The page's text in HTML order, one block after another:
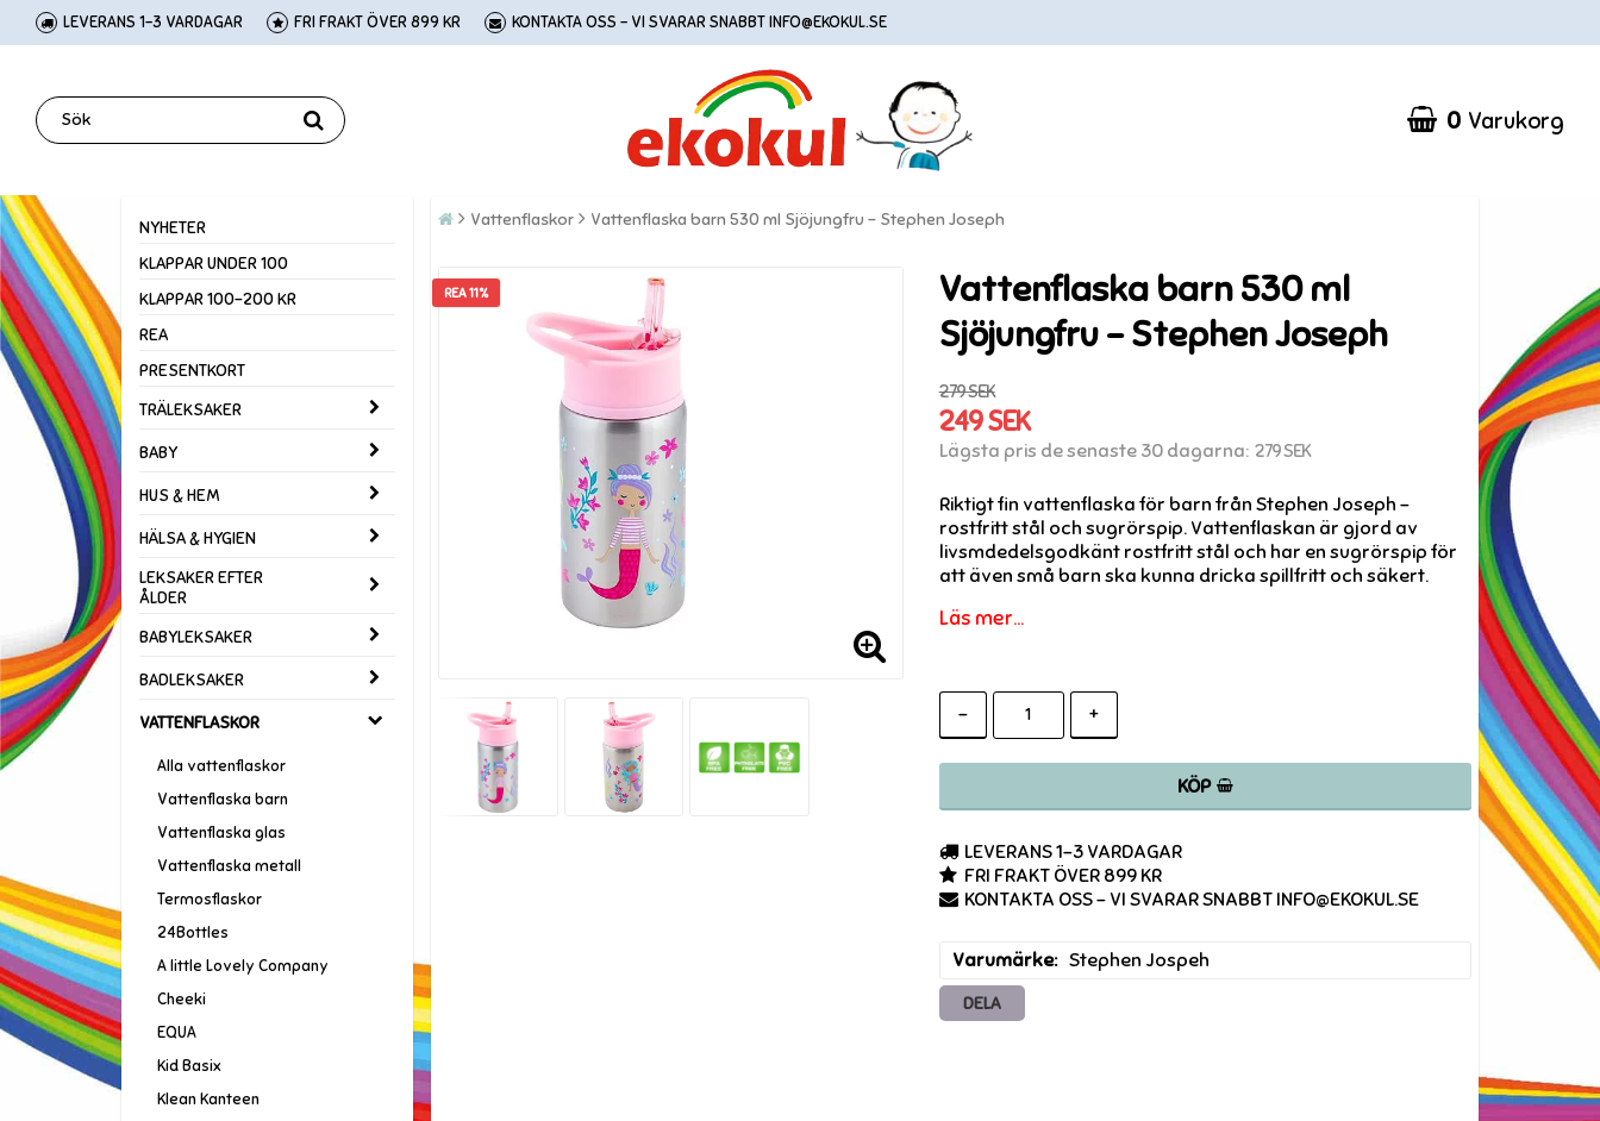
LEVERANS 1-3 VARDAGAR FRI FRAKT ÖVER 899 KR KONTAKTA OSS - VI SVARAR SNABBT INFO@EKOKUL.SE
0 Varukorg
NYHETER
KLAPPAR UNDER 100
KLAPPAR 100-200 KR
REA
PRESENTKORT
TRÄLEKSAKER
BABY
HUS & HEM
HÄLSA & HYGIEN
LEKSAKER EFTER
ÅLDER
BABYLEKSAKER
BADLEKSAKER
VATTENFLASKOR
Alla vattenflaskor
Vattenflaska barn
Vattenflaska glas
Vattenflaska metall
Termosflaskor
24Bottles
A little Lovely Company
Cheeki
EQUA
Kid Basix
Klean Kanteen
Vattenflaskor Vattenflaska barn 530 ml Sjöjungfru - Stephen Joseph
REA 11%
Vattenflaska barn 530 ml
Sjöjungfru - Stephen Joseph
279 SEK
249 SEK
Lägsta pris de senaste 30 dagarna 279 SEK
Riktigt fin vattenflaska för barn från Stephen Joseph –
rostfritt stål och sugrörspip. Vattenflaskan är gjord av
livsmdedelsgodkänt rostfritt stål och har en sugrörspip för
att även små barn ska kunna dricka spillfritt och säkert.
Läs mer...
- +
KÖP
LEVERANS 1-3 VARDAGAR
FRI FRAKT ÖVER 899 KR
KONTAKTA OSS - VI SVARAR SNABBT INFO@EKOKUL.SE
Varumärke Stephen Jospeh
DELA